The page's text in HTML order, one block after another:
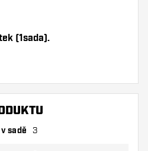
(1sada).
ruce dostatek letky a
používáním poškodit
sadě 3